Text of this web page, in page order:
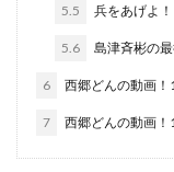
5.5 兵をあげよ！
5.6 島津斉彬の
6 西郷どんの動画
7 西郷どんの動画